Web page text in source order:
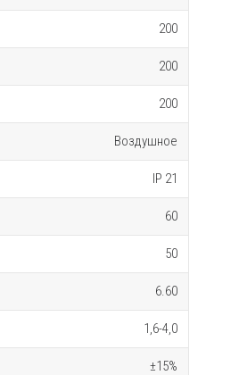
200
200
200
Воздушное
IP 21
60
50
6.60
1,6-4,0
±15%